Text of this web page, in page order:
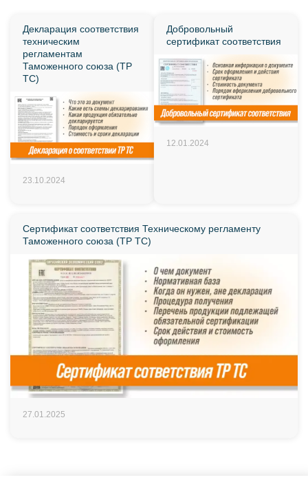
Декларация соответствия
техническим
регламентам
Таможенного союза (ТР
ТС)
23.10.2024
Добровольный
сертификат соответствия
12.01.2024
Сертификат соответствия Техническому регламенту
Таможенного союза (ТР ТС)
27.01.2025